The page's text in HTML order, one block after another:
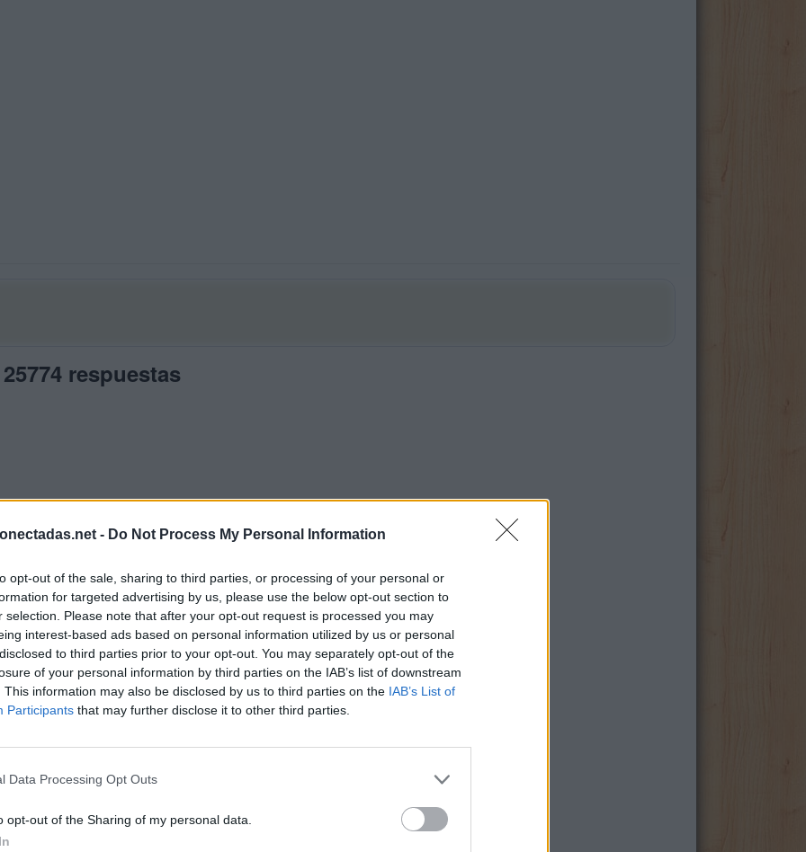
- Do Not Process My Personal Information
opt-out of the sale, sharing to third parties, or processing of your personal or
for targeted advertising by us, please use the below opt-out section to
selection. Please note that after your opt-out request is processed you may
interest-based ads based on personal information utilized by us or personal
to third parties prior to your opt-out. You may separately opt-out of the
of your personal information by third parties on the IAB’s list of downstream
This information may also be disclosed by us to third parties on the IAB’s List of
Participants that may further disclose it to other third parties.
Data Processing Opt Outs
opt-out of the Sharing of my personal data.
respuestas